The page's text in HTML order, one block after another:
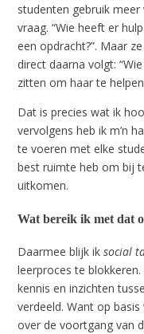
studenten gebruik
vraag. “Wie heeft er
een opdracht?”. Maar
direct daarna volgt:
zitten om haar te
Dat is precies wat ik
vervolgens heb ik m’n
te voeren met elke
best ruimte heb om bij
uitkomen.
Wat bereik ik met dat
Daarmee blijk ik social
leerproces te
kennis en inzichten
verdeeld. Want op
over de voortgang van